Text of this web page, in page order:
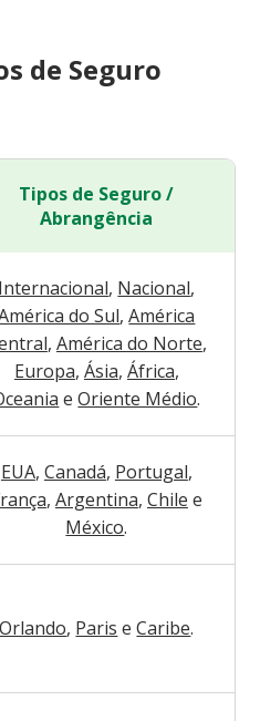
de Seguro
Tipos de Seguro /
Abrangência
Internacional, Nacional,
do Sul, América
, América do Norte,
Europa, Ásia, África,
e Oriente Médio.
EUA, Canadá, Portugal,
, Argentina, Chile e
México.
Orlando, Paris e Caribe.